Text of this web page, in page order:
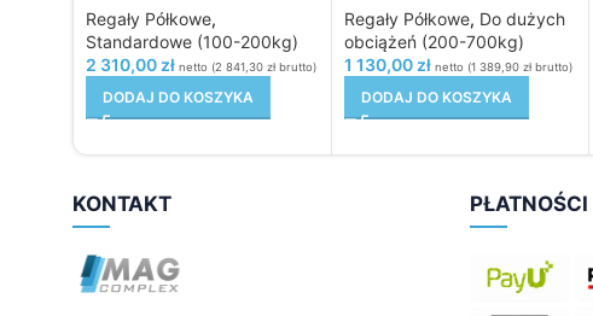
Regały Półkowe,
Standardowe (100-200kg)
2 310,00 zł netto (2 841,30 zł brutto)
DODAJ DO KOSZYKA
Regały Półkowe, Do dużych
obciążeń (200-700kg)
1 130,00 zł netto (1 389,90 złbrutto)
DODAJ DO KOSZYKA
KONTAKT PŁATNOŚCI